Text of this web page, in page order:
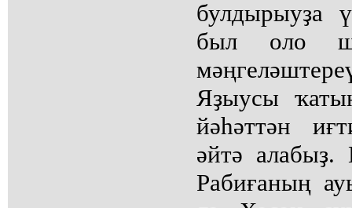
булдырыуҙа
был оло
Яҙыусы
йәһәттән
әйтә
Рабиғаның